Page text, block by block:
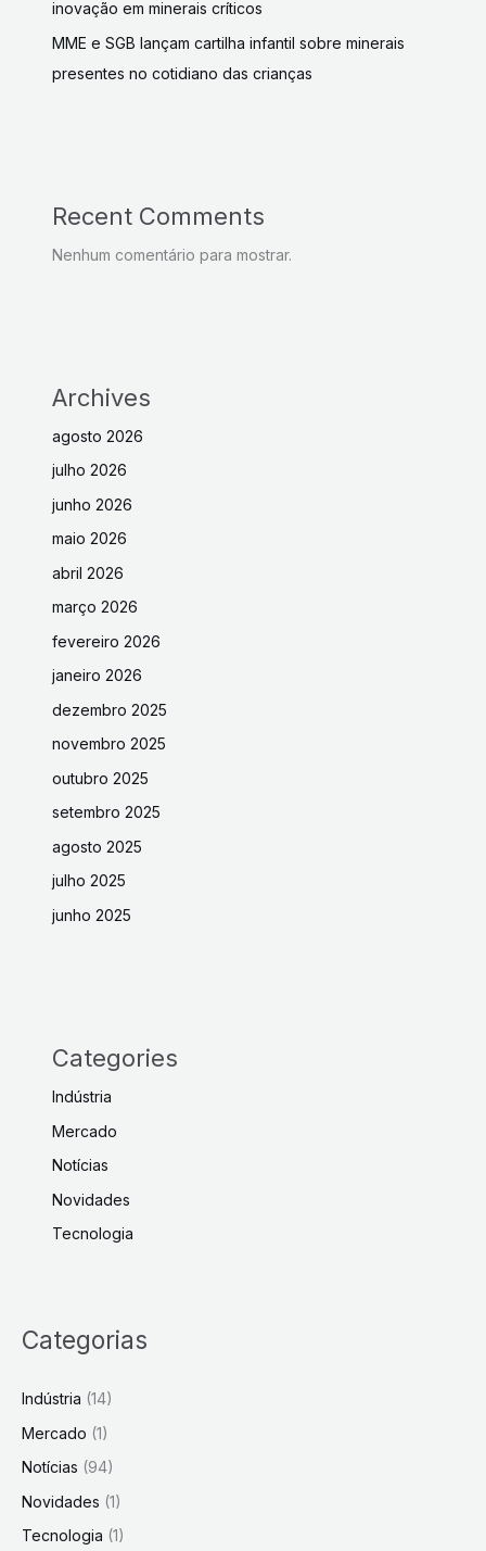
inovação em minerais críticos
MME e SGB lançam cartilha infantil sobre minerais
presentes no cotidiano das crianças
Recent Comments
Nenhum comentário para mostrar.
Archives
agosto 2026
julho 2026
junho 2026
maio 2026
abril 2026
março 2026
fevereiro 2026
janeiro 2026
dezembro 2025
novembro 2025
outubro 2025
setembro 2025
agosto 2025
julho 2025
junho 2025
Categories
Indústria
Mercado
Notícias
Novidades
Tecnologia
Categorias
Indústria (14)
Mercado (1)
Notícias (94)
Novidades (1)
Tecnologia (1)